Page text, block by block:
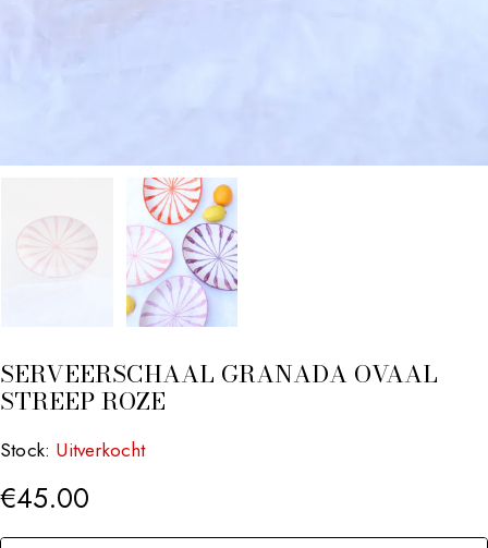
SERVEERSCHAAL GRANADA OVAAL
STREEP ROZE
Stock: Uitverkocht
€45.00